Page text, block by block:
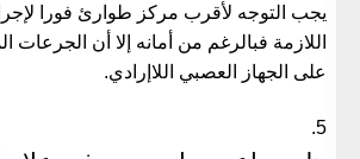
يجب التوجه لأقرب مركز طوارئ فورا
اللازمة فبالرغم من أمانه إلا أن الجرعات
على الجهاز العصبي اللاإرادي.